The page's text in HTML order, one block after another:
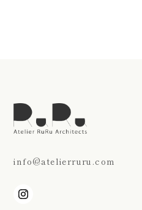
info@atelierruru.com